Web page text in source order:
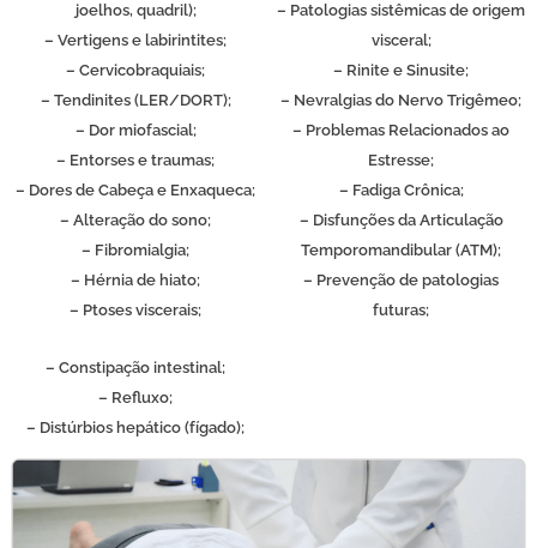
joelhos, quadril);
– Vertigens e labirintites;
– Cervicobraquiais;
– Tendinites (LER/DORT);
– Dor miofascial;
– Entorses e traumas;
– Dores de Cabeça e Enxaqueca;
– Alteração do sono;
– Fibromialgia;
– Hérnia de hiato;
– Ptoses viscerais;
– Constipação intestinal;
– Refluxo;
– Distúrbios hepático (fígado);
– Patologias sistêmicas de origem
visceral;
– Rinite e Sinusite;
– Nevralgias do Nervo Trigêmeo;
– Problemas Relacionados ao
Estresse;
– Fadiga Crônica;
– Disfunções da Articulação
Temporomandibular (ATM);
– Prevenção de patologias
futuras;